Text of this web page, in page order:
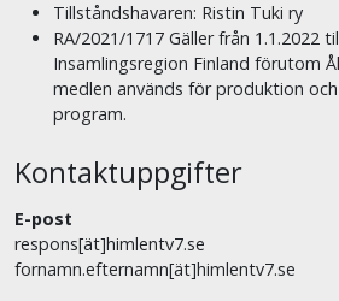
Tillståndshavaren: Ristin Tuki ry
RA/2021/1717 Gäller från 1.1.2022
Insamlingsregion Finland förutom
medlen används för produktion
program.
Kontaktuppgifter
E-post
respons[ät]himlentv7.se
fornamn.efternamn[ät]himlentv7.se